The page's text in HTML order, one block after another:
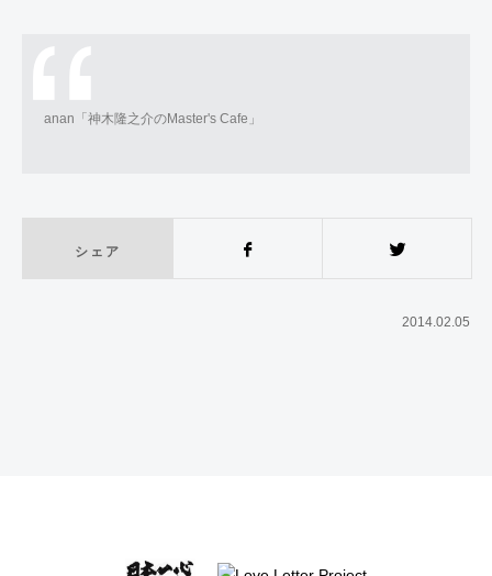
anan「神木隆之介のMaster's Cafe」
シェア
2014.02.05